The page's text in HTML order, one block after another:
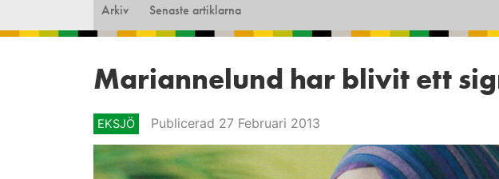
Arkiv Senaste artiklarna
Mariannelund har blivit ett
EKSJÖ Publicerad 27 Februari 2013